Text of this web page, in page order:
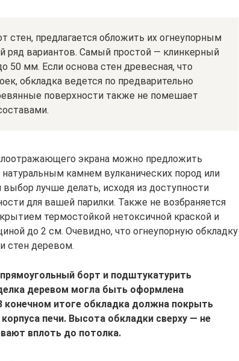
стен, предлагается обложить их огнеупорным
ряд вариантов. Самый простой — клинкерный
50 мм. Если основа стен древесная, что
обкладка ведется по предварительно
поверхности также не помешает
экрана можно предложить
натуральным камнем вулканических пород или
лучше делать, исходя из доступности
для вашей парилки. Также не возбраняется
термостойкой нетоксичной краской и
до 2 см. Очевидно, что огнеупорную обкладку
стен деревом.
борт и подштукатурить
деревом могла быть оформлена
конечном итоге обкладка должна покрыть
печи. Высота обкладки сверху — не
вплоть до потолка.